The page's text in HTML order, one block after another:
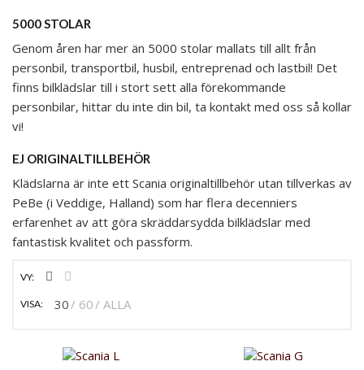
5000 STOLAR
Genom åren har mer än 5000 stolar mallats till allt från
personbil, transportbil, husbil, entreprenad och lastbil! Det
finns bilklädslar till i stort sett alla förekommande
personbilar, hittar du inte din bil, ta kontakt med oss så kollar
vi!
EJ ORIGINALTILLBEHÖR
Klädslarna är inte ett Scania originaltillbehör utan tillverkas av
PeBe (i Veddige, Halland) som har flera decenniers
erfarenhet av att göra skräddarsydda bilklädslar med
fantastisk kvalitet och passform.
VY:
VISA: 30 60 ALLA